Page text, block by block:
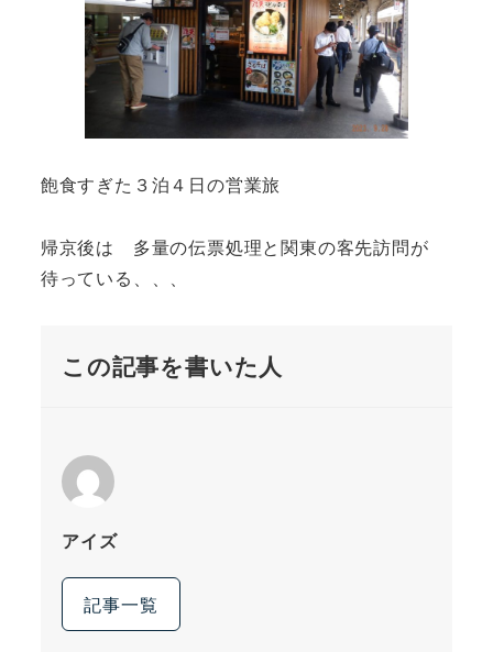
飽食すぎた３泊４日の営業旅
帰京後は 多量の伝票処理と関東の客先訪問が
待っている、、、
この記事を書いた人
アイズ
記事一覧